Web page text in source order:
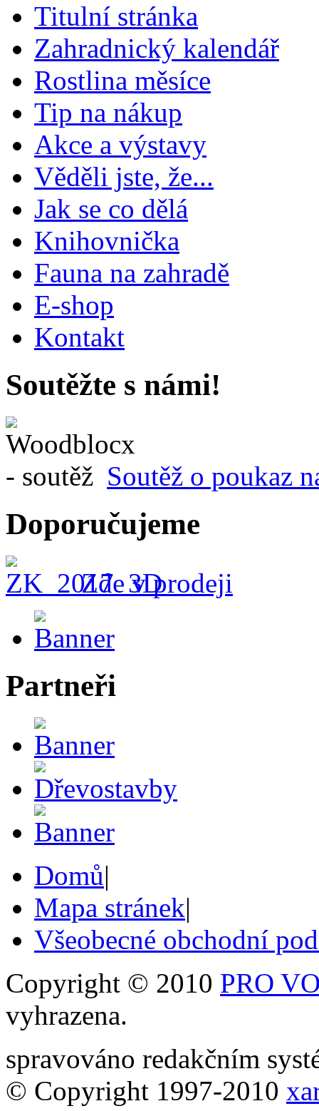
Titulní stránka
Zahradnický kalendář
Rostlina měsíce
Tip na nákup
Akce a výstavy
Věděli jste, že...
Jak se co dělá
Knihovnička
Fauna na zahradě
E-shop
Kontakt
Soutěžte s námi!
Soutěž o poukaz
Doporučujeme
Zde v prodeji
Partneři
Domů|
Mapa stránek|
Všeobecné obchodní
Copyright © 2010 PRO
vyhrazena.
spravováno redakčním
© Copyright 1997-2010